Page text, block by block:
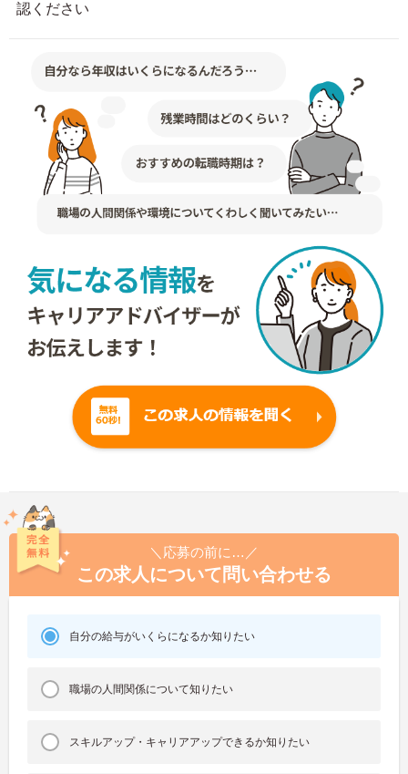
認ください
＼応募の前に…／
この求人について問い合わせる
自分の給与がいくらになるか知りたい
職場の人間関係について知りたい
スキルアップ・キャリアアップできるか知りたい